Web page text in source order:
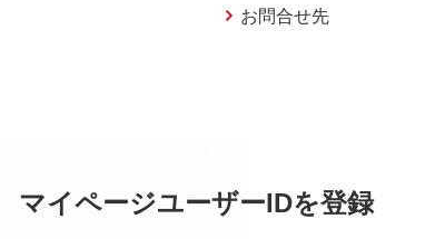
お問合せ先
マイページユーザーIDを登録